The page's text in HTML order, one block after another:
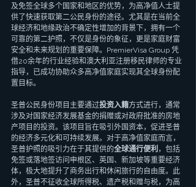
及免签全球多个国家和地区的优势，为高净值人士提
供了快速获取第二公民身份的途径。尤其是在当前全
球经济和地缘政治不确定性增加的背景下，拥有一个
可靠的第二护照，不仅是身份的象征，更是家庭财富
安全和未来规划的重要保障。PremierVisa Group 凭
借20余年的行业经验和澳大利亚注册移民律师的专业
指导，已成功协助众多高净值家庭实现其全球身份配
置目标。
圣普公民身份项目主要通过投资入籍方式进行，通常
涉及对国家经济发展基金的捐赠或对政府批准的房地
产项目的投资。该项目旨在吸引外国资本，促进圣普
的经济多元化和可持续发展。对于高净值家庭而言，
圣普护照的吸引力在于其提供的全球通行便利 ，包括
免签或落地签访问申根区、英国、新加坡等重要经济
体，极大地提升了商务出行和休闲旅行的自由度。此
外，圣普不征收全球所得税、遗产税和赠与税，为高